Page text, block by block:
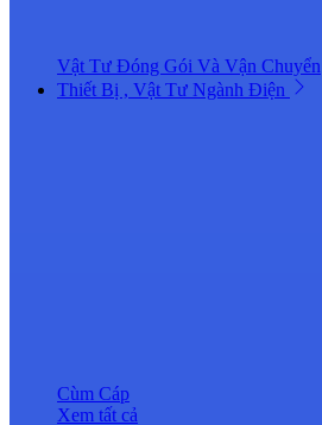
Vật Tư Đóng Gói Và Vận Chuyển
Thiết Bị , Vật Tư Ngành Điện
Cùm Cáp
Xem tất cả